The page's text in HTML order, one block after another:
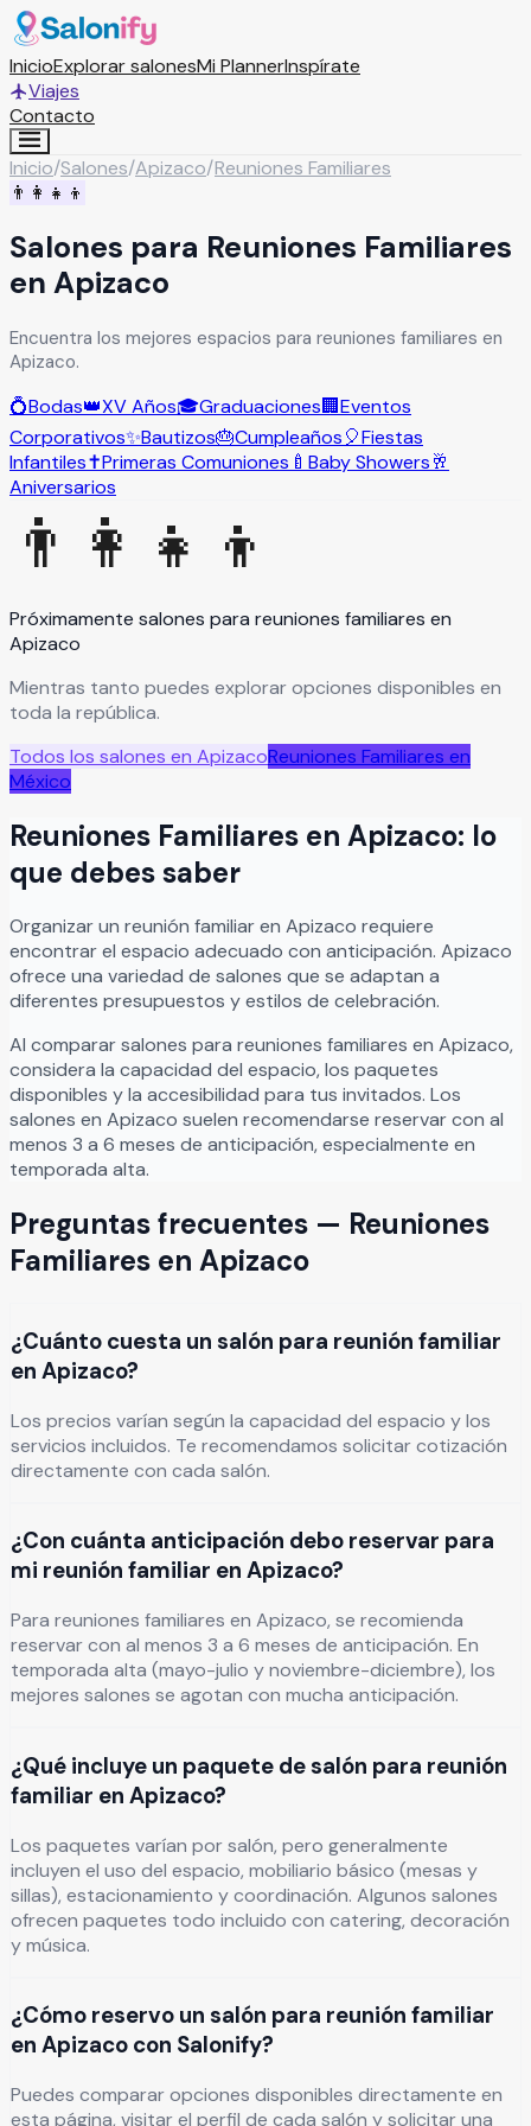
InicioExplorar salonesMi PlannerInspírate
Viajes
Contacto
Inicio/Salones/Apizaco/Reuniones Familiares
👨‍👩‍👧‍👦
Salones para Reuniones Familiares
en Apizaco
Encuentra los mejores espacios para reuniones familiares en
Apizaco.
💍Bodas👑XV Años🎓Graduaciones🏢Eventos
Corporativos✨Bautizos🎂Cumpleaños🎈Fiestas
Infantiles✝️Primeras Comuniones 🍼 Baby Showers🥂
Aniversarios
👨‍👩‍👧‍👦
Próximamente salones para reuniones familiares en
Apizaco
Mientras tanto puedes explorar opciones disponibles en
toda la república.
Todos los salones en ApizacoReuniones Familiares en
México
Reuniones Familiares en Apizaco: lo
que debes saber
Organizarun reunión familiaren Apizaco requiere
encontrar el espacio adecuado con anticipación. Apizaco
ofrece una variedad de salones que se adaptan a
diferentes presupuestos y estilos de celebración.
Al comparar salones para reuniones familiares en Apizaco,
considera la capacidad del espacio, los paquetes
disponibles y la accesibilidad para tus invitados. Los
salones en Apizaco suelen recomendarse reservar con al
menos 3 a 6 meses de anticipación, especialmente en
temporada alta.
Preguntas frecuentes — Reuniones
Familiares en Apizaco
¿Cuánto cuesta un salón para reunión familiar
en Apizaco?
Los precios varían según la capacidad del espacio y los
servicios incluidos. Te recomendamos solicitar cotización
directamente con cada salón.
¿Con cuánta anticipación debo reservar para
mi reunión familiar en Apizaco?
Para reuniones familiares en Apizaco, se recomienda
reservar con al menos 3 a 6 meses de anticipación. En
temporada alta (mayo-julio y noviembre-diciembre), los
mejores salones se agotan con mucha anticipación.
¿Qué incluye un paquete de salón para reunión
familiar en Apizaco?
Los paquetes varían por salón, pero generalmente
incluyen el uso del espacio, mobiliario básico (mesas y
sillas), estacionamiento y coordinación. Algunos salones
ofrecen paquetes todo incluido con catering, decoración
y música.
¿Cómo reservo un salón para reunión familiar
en Apizaco con Salonify?
Puedes comparar opciones disponibles directamente en
esta página, visitar el perfil de cada salón y solicitar una